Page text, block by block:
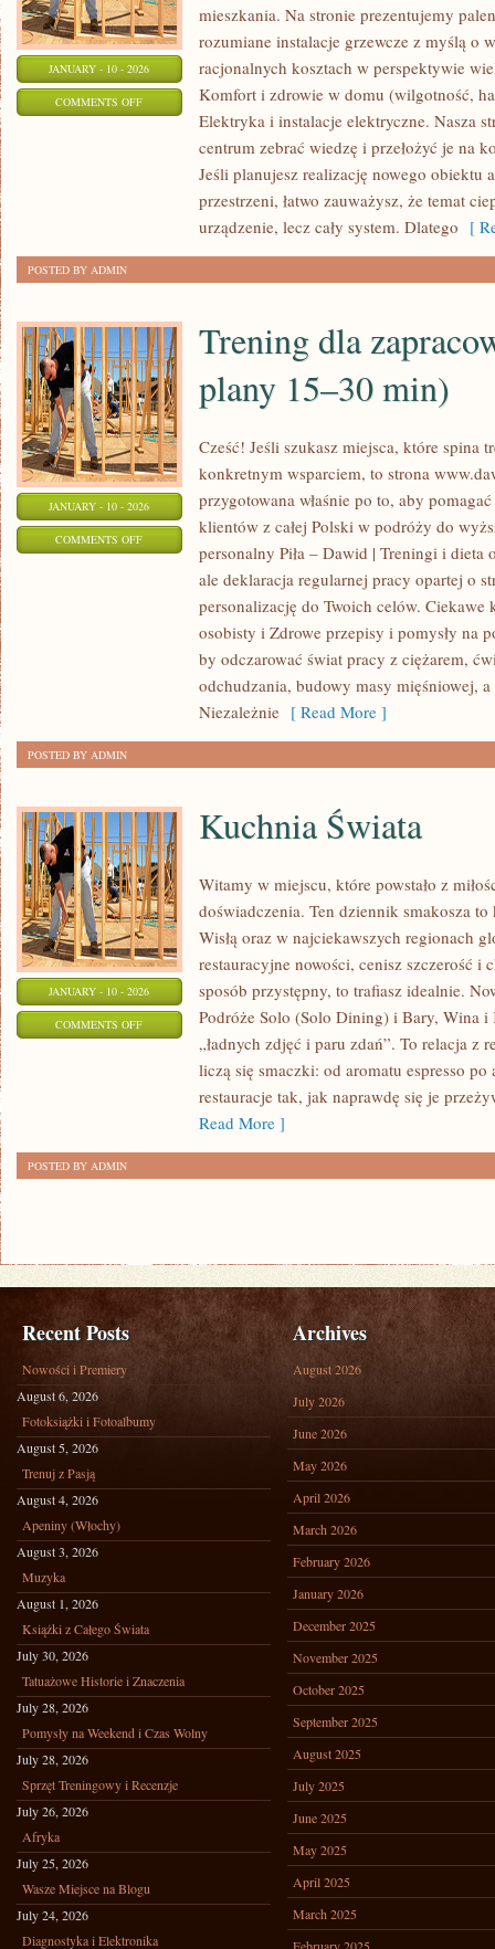
JANUARY - 10 - 2026
COMMENTS OFFON
URZĄDZEŃ
mieszkania. Na stronie prezentujemy
rozumiane instalacje grzewcze z myślą o
racjonalnych kosztach w perspektywie
Komfort i zdrowie w domu (wilgotność,
Elektryka i instalacje elektryczne. Nasza
centrum zebrać wiedzę i przełożyć je na
Jeśli planujesz realizację nowego obiektu
przestrzeni, łatwo zauważysz, że temat
urządzenie, lecz cały system. Dlatego [
POSTED BY ADMIN
JANUARY - 10 - 2026
COMMENTS OFFON
Trening dla
plany 15–30 min)
Cześć! Jeśli szukasz miejsca, które spina
konkretnym wsparciem, to strona
przygotowana właśnie po to, aby
klientów z całej Polski w podróży do
personalny Piła – Dawid | Treningi i dieta
ale deklaracja regularnej pracy opartej o
personalizację do Twoich celów.
osobisty i Zdrowe przepisy i pomysły na
by odczarować świat pracy z ciężarem,
odchudzania, budowy masy mięśniowej,
Niezależnie [ Read More ]
POSTED BY ADMIN
JANUARY - 10 - 2026
COMMENTS OFFON
Kuchnia Świata
Witamy w miejscu, które powstało z
doświadczenia. Ten dziennik smakosza
Wisłą oraz w najciekawszych regionach
restauracyjne nowości, cenisz szczerość i
sposób przystępny, to trafiasz idealnie.
Podróże Solo (Solo Dining) i Bary, Wina
„ładnych zdjęć i paru zdań”. To relacja z
liczą się smaczki: od aromatu espresso
restauracje tak, jak naprawdę się je
Read More ]
POSTED BY ADMIN
Recent Posts
Nowości i Premiery
August 6, 2026
Fotoksiążki i Fotoalbumy
August 5, 2026
Trenuj z Pasją
August 4, 2026
Apeniny (Włochy)
August 3, 2026
Muzyka
August 1, 2026
Książki z Całego Świata
July 30, 2026
Tatuażowe Historie i Znaczenia
July 28, 2026
Pomysły na Weekend i Czas Wolny
July 28, 2026
Sprzęt Treningowy i Recenzje
July 26, 2026
Afryka
July 25, 2026
Wasze Miejsce na Blogu
July 24, 2026
Diagnostyka i Elektronika
Archives
August 2026
July 2026
June 2026
May 2026
April 2026
March 2026
February 2026
January 2026
December 2025
November 2025
October 2025
September 2025
August 2025
July 2025
June 2025
May 2025
April 2025
March 2025